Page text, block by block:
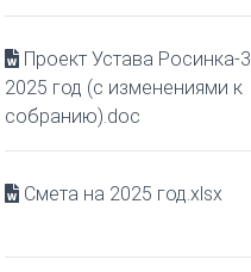
Проект Устава Росинка-3
2025 год (с изменениями к
собранию).doc
Смета на 2025 год.xlsx